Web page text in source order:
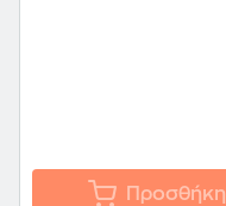
Προσθήκη